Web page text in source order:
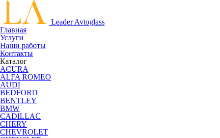
Leader Avtoglass
Главная
Услуги
Наши работы
Контакты
Каталог
ACURA
ALFA ROMEO
AUDI
BEDFORD
BENTLEY
BMW
CADILLAC
CHERY
CHEVROLET